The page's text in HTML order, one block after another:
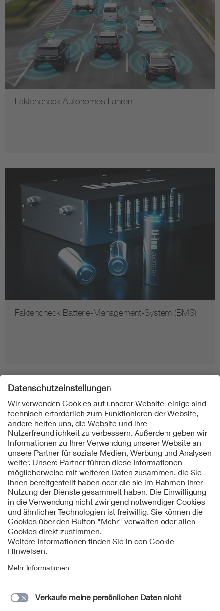
Faktencheck Autonomes Fahren
Faktencheck Batterie-Management-System (BMS)
Folgen Sie uns
Kontakte
Service
Impressum
Datenschutzinformationen
Cookie Hinweise
Lieferantenportal